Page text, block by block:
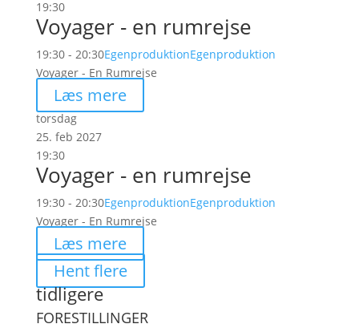
19:30
Voyager - en rumrejse
19:30 - 20:30EgenproduktionEgenproduktion
Voyager - En Rumrejse
Læs mere
torsdag
25. feb 2027
19:30
Voyager - en rumrejse
19:30 - 20:30EgenproduktionEgenproduktion
Voyager - En Rumrejse
Læs mere
Hent flere
tidligere
FORESTILLINGER